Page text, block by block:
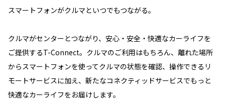
スマートフォンがクルマといつでもつながる。
クルマがセンターとつながり、安心・安全・快適なカーライフを
ご提供するT-Connect。クルマのご利用はもちろん、離れた場所
からスマートフォンを使ってクルマの状態を確認、操作できるリ
モートサービスに加え、新たなコネクティッドサービスでもっと
快適なカーライフをお届けします。